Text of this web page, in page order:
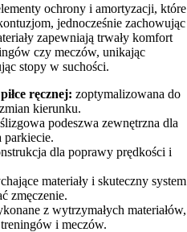
ochrony i amortyzacji, które
jednocześnie zachowując
zapewniają trwały komfort
czy meczów, unikając
stopy w suchości.
ręcznej: zoptymalizowana do
kierunku.
podeszwa zewnętrzna dla
parkiecie.
dla poprawy prędkości i
materiały i skuteczny system
zmęczenie.
z wytrzymałych materiałów,
i meczów.